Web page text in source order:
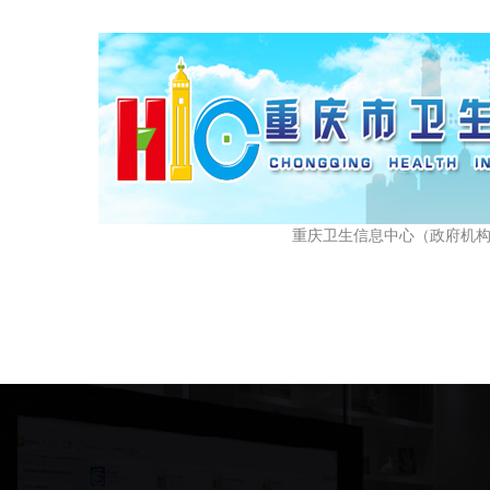
重庆卫生信息中心（政府机